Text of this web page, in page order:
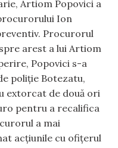
Artiom Popovici a
Ion
Procurorul
arest a lui Artiom
Popovici s-a
poliție Botezatu,
extorcat de două ori
pentru a recalifica
a mai
acțiunile cu ofițerul